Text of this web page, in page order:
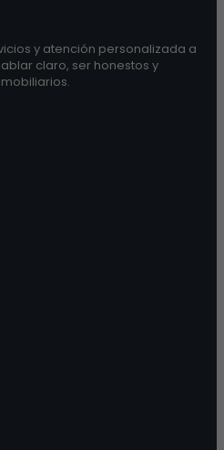
y atención personalizada a
claro, ser honestos y